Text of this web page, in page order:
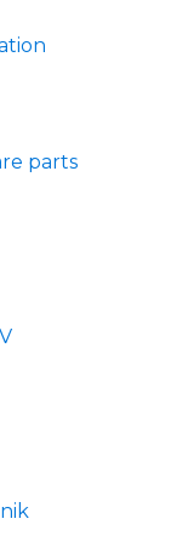
parts